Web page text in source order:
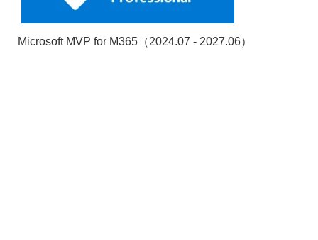
Microsoft MVP for M365（2024.07 - 2027.06）